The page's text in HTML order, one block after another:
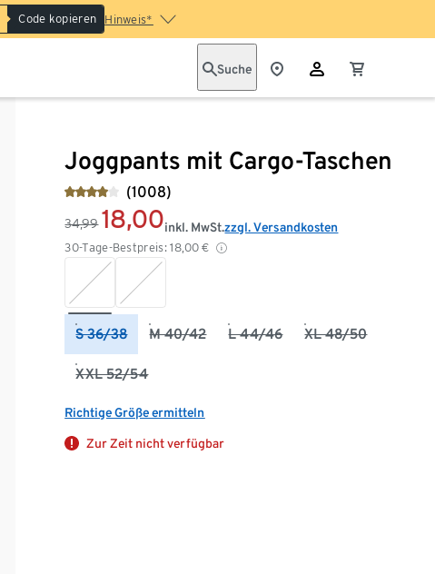
Code kopieren Hinweis*
Suche
Joggpants mit Cargo-Taschen
(1008)
34,99 18,00
30-Tage-Bestpreis: 18,00 €
inkl. MwSt.zzgl. Versandkosten
S 36/38 M 40/42 L 44/46 XL 48/50
XXL 52/54
Richtige Größe ermitteln
Zur Zeit nicht verfügbar